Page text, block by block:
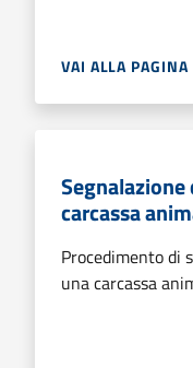
VAI ALLA PAGINA
carcassa
Procedimento di
una carcassa